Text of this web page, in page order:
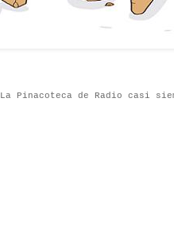
La Pinacoteca de Radio casi